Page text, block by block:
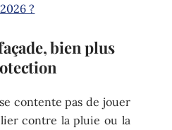
?
bien plus
contente pas de jouer
contre la pluie ou la